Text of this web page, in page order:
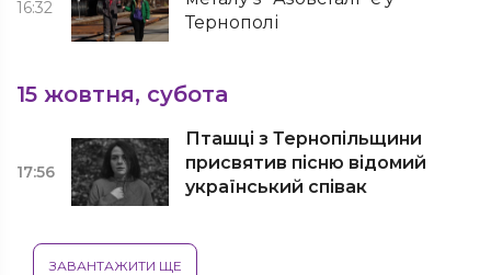
16:32
Тернополі
15 жовтня, субота
17:56
Пташці з Тернопільщини
присвятив пісню відомий
український співак
ЗАВАНТАЖИТИ ЩЕ